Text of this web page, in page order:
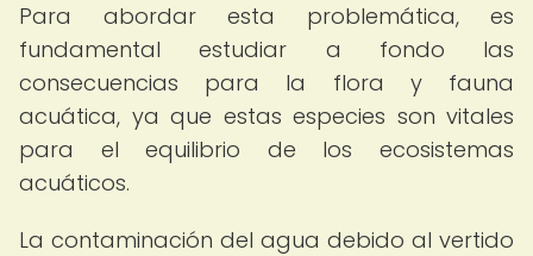
Para abordar esta problemática, es
fundamental estudiar a fondo las
consecuencias para la flora y fauna
acuática, ya que estas especies son vitales
para el equilibrio de los ecosistemas
acuáticos.
La contaminación del agua debido al vertido